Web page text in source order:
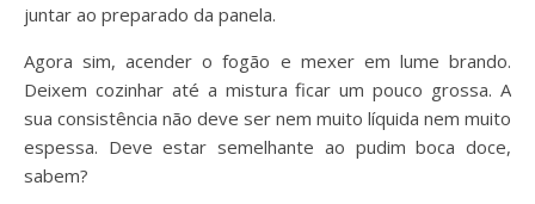
juntar ao preparado da panela.
Agora sim, acender o fogão e mexer em lume brando.
Deixem cozinhar até a mistura ficar um pouco grossa. A
sua consistência não deve ser nem muito líquida nem muito
espessa. Deve estar semelhante ao pudim boca doce,
sabem?